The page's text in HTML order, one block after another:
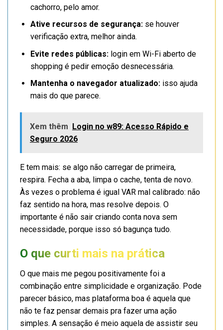
cachorro, pelo amor.
Ative recursos de segurança:se houver
verificação extra, melhor ainda.
Evite redes públicas:login em Wi-Fi aberto de
shopping é pedir emoção desnecessária.
Mantenha o navegador atualizado:isso ajuda
mais do que parece.
Xem thêm
Login no w89: Acesso Rápido e
Seguro 2026
E tem mais: se algo não carregar de primeira,
respira. Fecha a aba, limpa o cache, tenta de novo.
Às vezes o problema é igual VAR mal calibrado: não
faz sentido na hora, mas resolve depois. O
importante é não sair criando conta nova sem
necessidade, porque isso só bagunça tudo.
O que curti mais na prática
O que mais me pegou positivamente foi a
combinação entre simplicidade e organização. Pode
parecer básico, mas plataforma boa é aquela que
não te faz pensar demais pra fazer uma ação
simples. A sensação é meio aquela de assistir seu